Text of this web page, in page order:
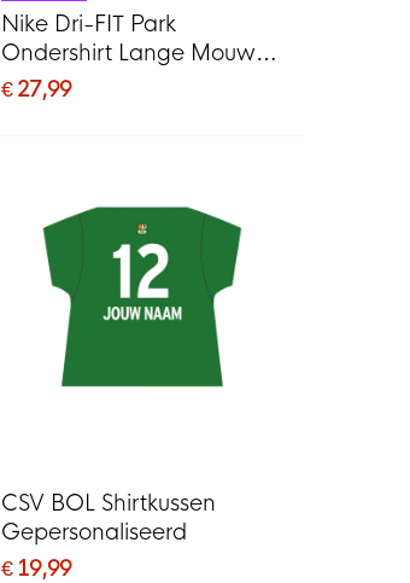
Nike Dri-FIT Park
Ondershirt Lange Mouwen
Dames Zwart Wit
€ 27,99
CSV BOL Shirtkussen
Gepersonaliseerd
€ 19,99